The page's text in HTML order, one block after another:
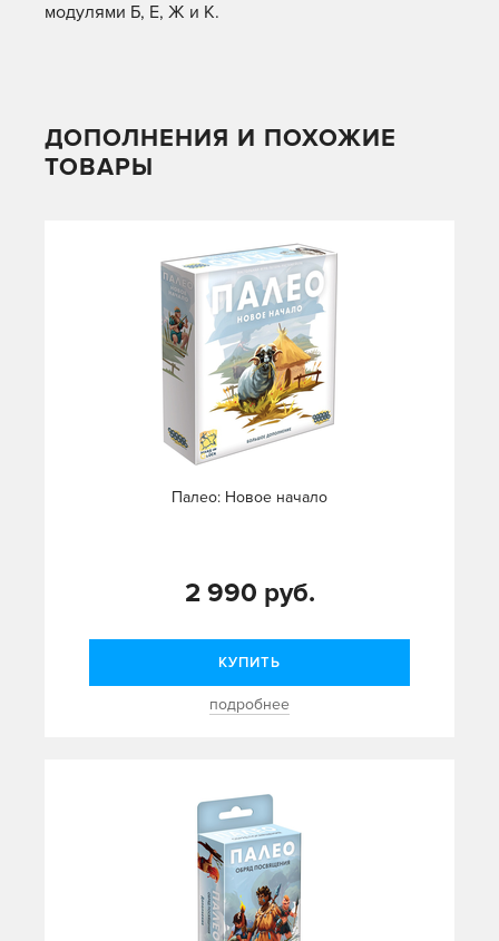
модулями Б, Е, Ж и К.
ДОПОЛНЕНИЯ И ПОХОЖИЕ
ТОВАРЫ
Палео: Новое начало
2 990 руб.
КУПИТЬ
подробнее